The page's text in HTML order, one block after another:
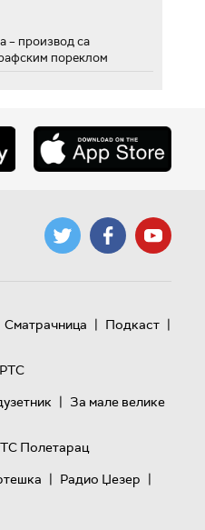
– производ са
пореклом
Сматрачница | Подкаст |
| За мале велике
Полетарац
| Радио Џезер |